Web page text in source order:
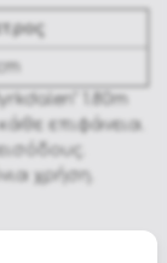
1.80m
επιφάνεια.
χρήση.